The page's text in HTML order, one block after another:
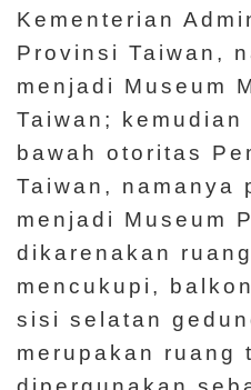
Kementerian
Provinsi Taiwan,
menjadi Museum
Taiwan;
bawah otoritas
Taiwan, namanya
menjadi Museum
dikarenakan
mencukupi,
sisi selatan
merupakan ruang